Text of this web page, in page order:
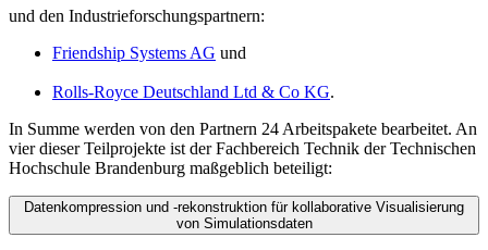
und den Industrieforschungspartnern:
Friendship Systems AG und
Rolls-Royce Deutschland Ltd & Co KG.
In Summe werden von den Partnern 24 Arbeitspakete bearbeitet. An
vier dieser Teilprojekte ist der Fachbereich Technik der Technischen
Hochschule Brandenburg maßgeblich beteiligt:
Datenkompression und -rekonstruktion für kollaborative Visualisierung
von Simulationsdaten